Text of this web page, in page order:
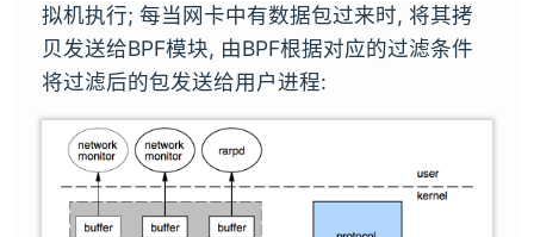
拟机执行; 每当网卡中有数据包过来时, 将其拷
贝发送给BPF模块, 由BPF根据对应的过滤条件
将过滤后的包发送给用户进程: